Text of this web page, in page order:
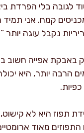
לגובה בלי הפרדת
קמח. אני
נקבל עוגה יותר
הרבה יותר, היא
תפוז היא לא
מאוד ארומטיים, אפשר להסתפק ב-6–8 גרם גרידה;